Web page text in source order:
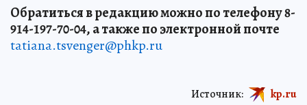
Обратиться в редакцию можно по телефону 8-
914-197-70-04, а также по электронной почте
tatiana.tsvenger@phkp.ru
Источник: kp.ru